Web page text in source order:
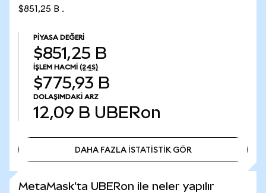
$851,25 B .
PIYASA DEĞERI
$851,25 B
İŞLEM HACMI (24S)
$775,93 B
DOLAŞIMDAKI ARZ
12,09 B UBERon
DAHA FAZLA İSTATİSTİK GÖR
MetaMask'ta UBERon ile neler yapılır